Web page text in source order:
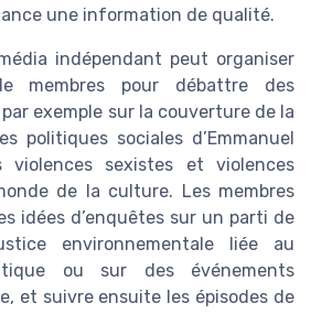
une information de qualité.
indépendant peut organiser
membres pour débattre des
exemple sur la couverture de la
politiques sociales d’Emmanuel
violences sexistes et violences
de la culture. Les membres
idées d’enquêtes sur un parti de
environnementale liée au
ou sur des événements
et suivre ensuite les épisodes de